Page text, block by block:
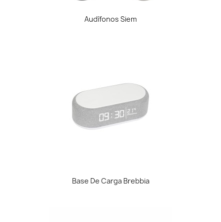
Audífonos Siem
Base De Carga Brebbia